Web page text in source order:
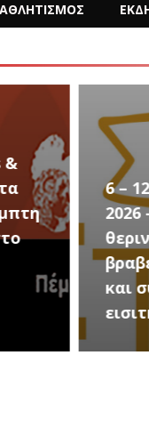
ΑΘΛΗΤΙΣΜΟΣ
του
7
Ο
για